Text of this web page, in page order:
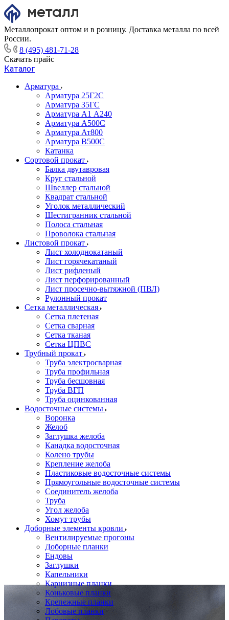
Металлопрокат оптом и в розницу. Доставка металла по всей
России.
8 (495) 481-71-28
Скачать прайс
Каталог
Арматура
Арматура 25Г2С
Арматура 35ГС
Арматура А1 А240
Арматура А500С
Арматура Ат800
Арматура В500С
Катанка
Сортовой прокат
Балка двутавровая
Круг стальной
Швеллер стальной
Квадрат стальной
Уголок металлический
Шестигранник стальной
Полоса стальная
Проволока стальная
Листовой прокат
Лист холоднокатаный
Лист горячекатаный
Лист рифленый
Лист перфорированный
Лист просечно-вытяжной (ПВЛ)
Рулонный прокат
Сетка металлическая
Сетка плетеная
Сетка сварная
Сетка тканая
Сетка ЦПВС
Трубный прокат
Труба электросварная
Труба профильная
Труба бесшовная
Труба ВГП
Труба оцинкованная
Водосточные системы
Воронка
Желоб
Заглушка желоба
Канадка водосточная
Колено трубы
Крепление желоба
Пластиковые водосточные системы
Прямоугольные водосточные системы
Соединитель желоба
Труба
Угол желоба
Хомут трубы
Доборные элементы кровли
Вентилируемые прогоны
Доборные планки
Ендовы
Заглушки
Капельники
Карнизные планки
Коньковые планки
Крепежные планки
Лобовые планки